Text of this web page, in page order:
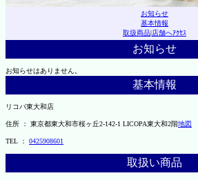
お知らせ
基本情報
取扱商品|店舗へｱｸｾｽ
お知らせ
お知らせはありません。
基本情報
リコパ東大和店
住所 ： 東京都東大和市桜ヶ丘2-142-1 LICOPA東大和2階地図
TEL ： 0425908601
取扱い商品